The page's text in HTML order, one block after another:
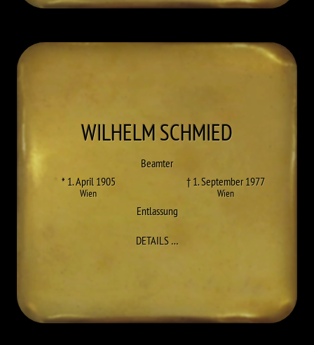
WILHELMSCHMIED
Beamter
* 1. April 1905
Wien
† 1. September 1977
Wien
Entlassung
DETAILS…ZU WILHELM SCHMIED